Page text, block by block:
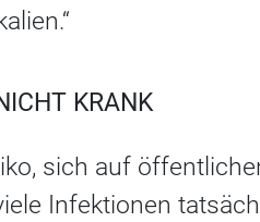
KRANK
sich auf
Infektionen